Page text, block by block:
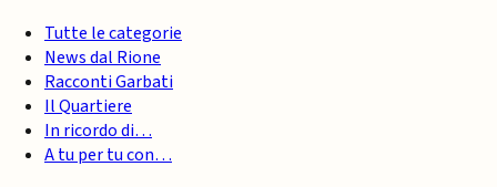
Tutte le categorie
News dal Rione
Racconti Garbati
Il Quartiere
In ricordo di…
A tu per tu con…